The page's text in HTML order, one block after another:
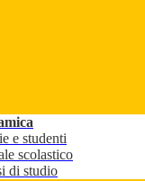
e studenti
scolastico
di studio